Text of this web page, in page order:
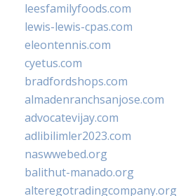
leesfamilyfoods.com
lewis-lewis-cpas.com
eleontennis.com
cyetus.com
bradfordshops.com
almadenranchsanjose.com
advocatevijay.com
adlibilimler2023.com
naswwebed.org
balithut-manado.org
alteregotradingcompany.org